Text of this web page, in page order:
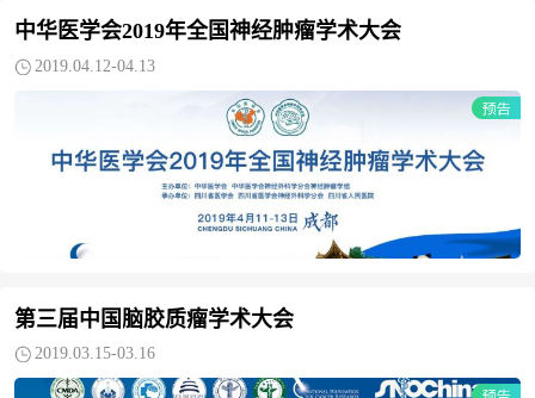
中华医学会2019年全国神经肿瘤学术大会
2019.04.12-04.13
第三届中国脑胶质瘤学术大会
2019.03.15-03.16